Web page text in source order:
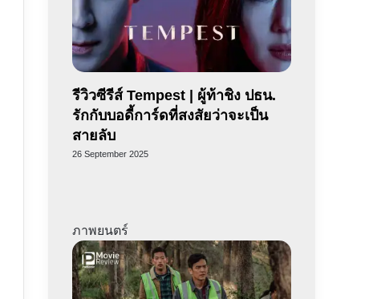
รีวิวซีรีส์ Tempest | ผู้ท้าชิง ปธน.
รักกับบอดี้การ์ดที่สงสัยว่าจะเป็น
สายลับ
26 September 2025
ภาพยนตร์